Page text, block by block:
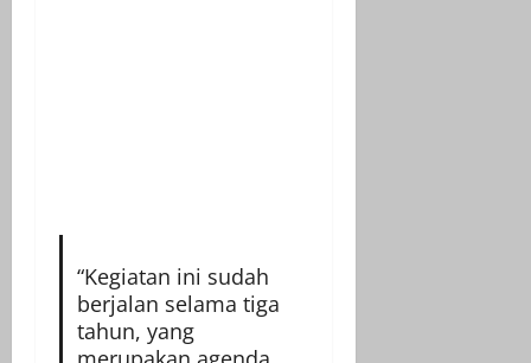
“Kegiatan ini sudah
berjalan selama tiga
tahun, yang